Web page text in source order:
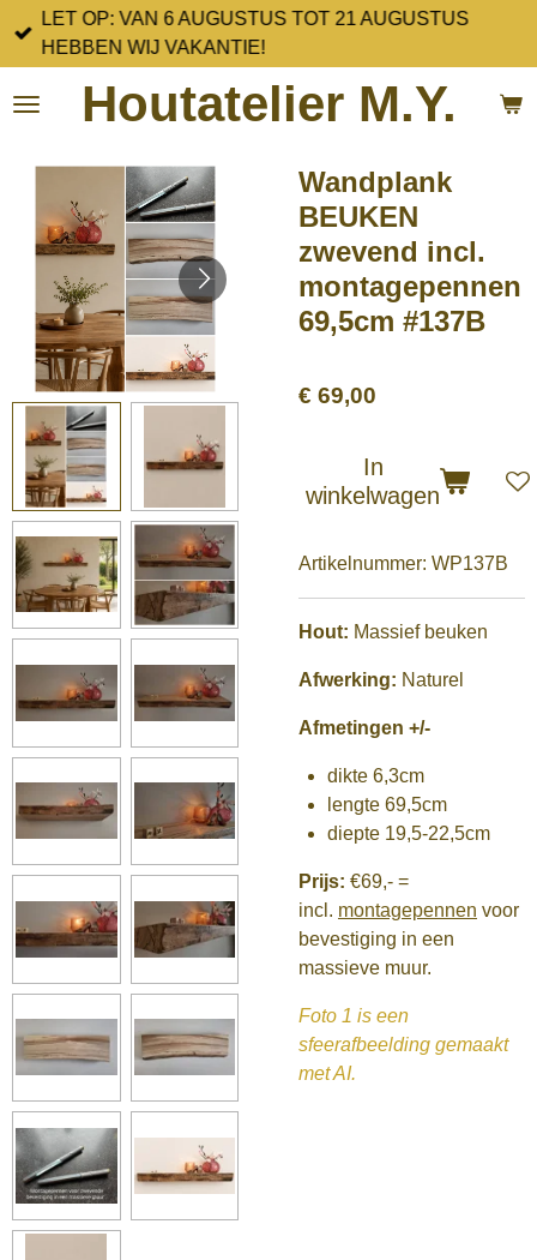
Ga
direct
de
Houtatelier M.Y.
LET OP: VAN 6 AUGUSTUS TOT 21 AUGUSTUS
HEBBEN WIJ VAKANTIE!
Wandplank
BEUKEN
zwevend incl.
montagepennen
69,5cm #137B
€ 69,00
In
winkelwagen
Artikelnummer: WP137B
Hout: Massief beuken
Afwerking: Naturel
Afmetingen +/-
dikte 6,3cm
lengte 69,5cm
diepte 19,5-22,5cm
Prijs: €69,- =
incl. montagepennen voor
bevestiging in een
massieve muur.
Foto 1 is een
sfeerafbeelding gemaakt
met AI.